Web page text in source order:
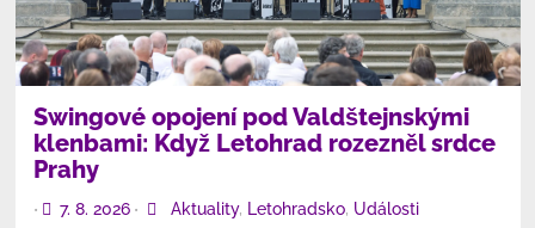
Swingové opojení pod Valdštejnskými
klenbami: Když Letohrad rozezněl srdce
Prahy
• 7. 8. 2026 • Aktuality, Letohradsko, Události